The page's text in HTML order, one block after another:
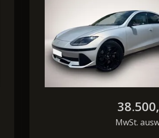
*Bose *Digitale
Seitenspie
MwSt.